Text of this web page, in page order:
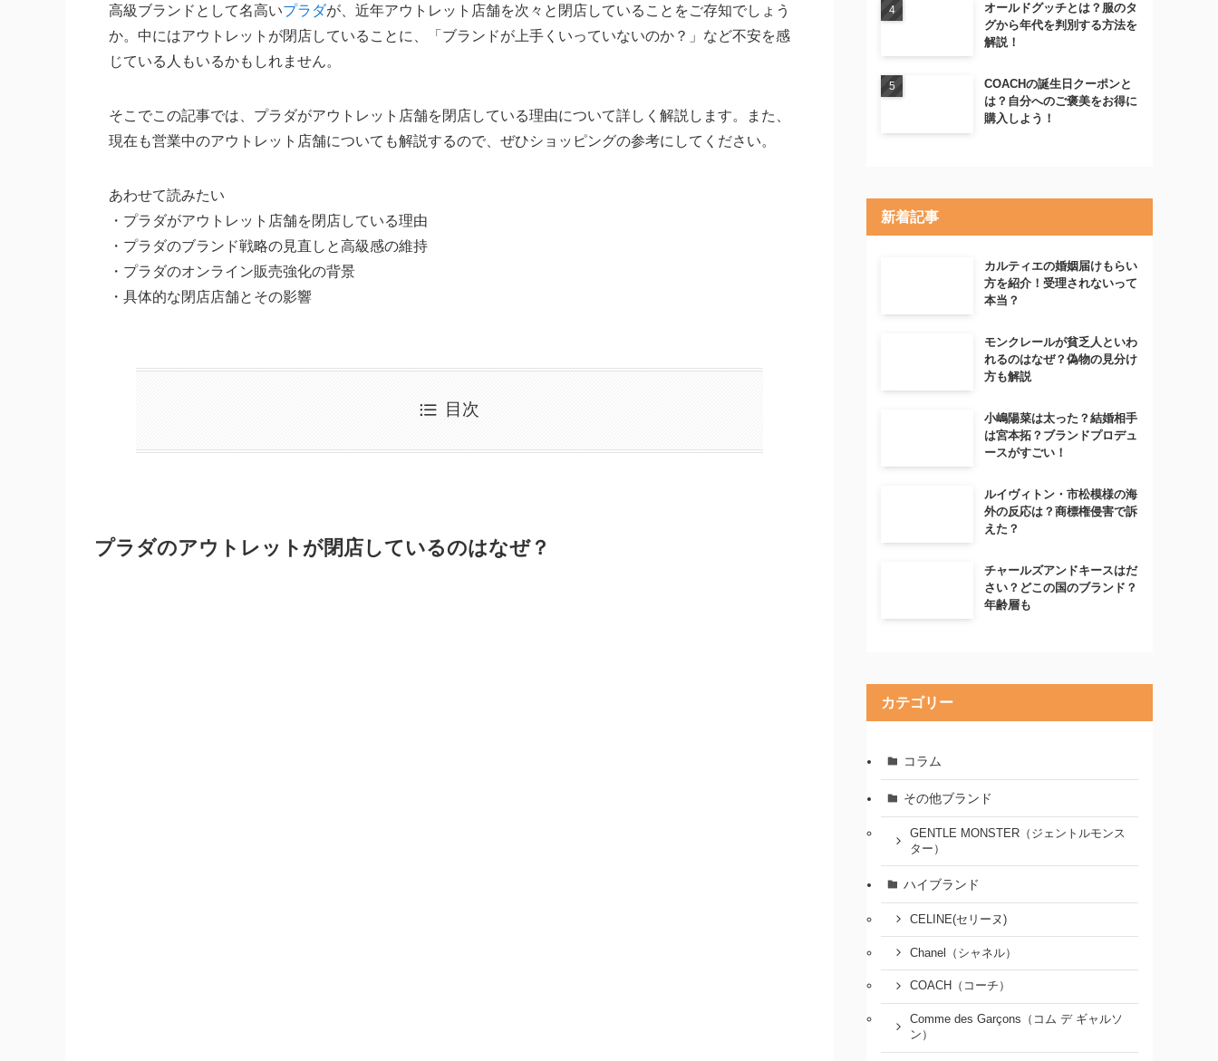
高級ブランドとして名高いプラダが、近年アウトレット店舗を次々と閉店していることをご存知でしょう
か。中にはアウトレットが閉店していることに、「ブランドが上手くいっていないのか？」など不安を感
じている人もいるかもしれません。
そこでこの記事では、プラダがアウトレット店舗を閉店している理由について詳しく解説します。また、
現在も営業中のアウトレット店舗についても解説するので、ぜひショッピングの参考にしてください。
あわせて読みたい
・プラダがアウトレット店舗を閉店している理由
・プラダのブランド戦略の見直しと高級感の維持
・プラダのオンライン販売強化の背景
・具体的な閉店店舗とその影響
目次
プラダのアウトレットが閉店しているのはなぜ？
オールドグッチとは？服のタ
グから年代を判別する方法を
解説！
COACHの誕生日クーポンと
は？自分へのご褒美をお得に
購入しよう！
新着記事
カルティエの婚姻届けもらい
方を紹介！受理されないって
本当？
モンクレールが貧乏人といわ
れるのはなぜ？偽物の見分け
方も解説
小嶋陽菜は太った？結婚相手
は宮本拓？ブランドプロデュ
ースがすごい！
ルイヴィトン・市松模様の海
外の反応は？商標権侵害で訴
えた？
チャールズアンドキースはだ
さい？どこの国のブランド？
年齢層も
カテゴリー
コラム
その他ブランド
GENTLE MONSTER（ジェントルモンス
ター）
ハイブランド
CELINE(セリーヌ)
Chanel（シャネル）
COACH（コーチ）
Comme des Garçons（コム デ ギャルソ
ン）